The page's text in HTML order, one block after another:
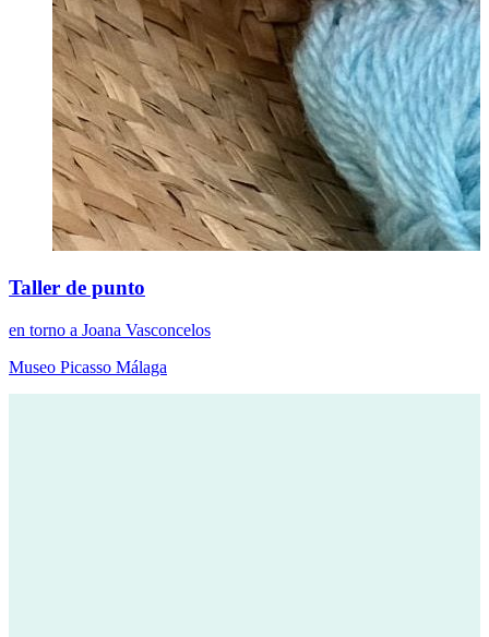
Taller de punto
en torno a Joana Vasconcelos
Museo Picasso Málaga